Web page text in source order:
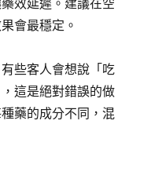
會最穩定。
些客人會想說「吃
這是絕對錯誤的做
藥的成分不同，混